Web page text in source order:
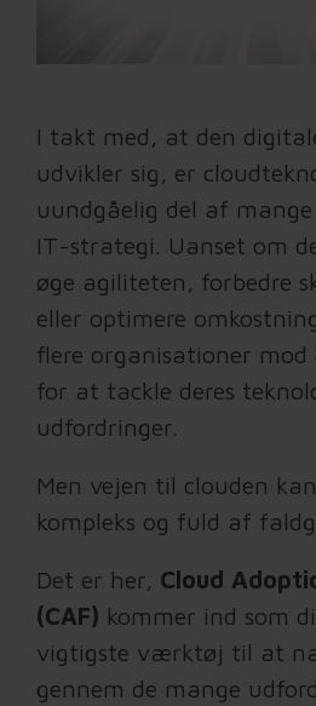
I takt med, at den
udvikler sig, er
uundgåelig del af
IT-strategi. Uanset om
øge agiliteten, forbedre
eller optimere
flere organisationer mod
for at tackle deres
udfordringer.
Men vejen til clouden
kompleks og fuld af
Det er her, Cloud
(CAF) kommer ind som
vigtigste værktøj til at
gennem de mange